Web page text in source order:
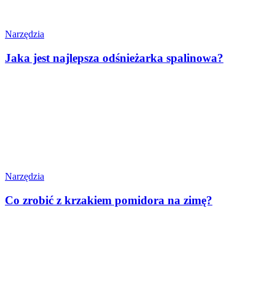
Narzędzia
Jaka jest najlepsza odśnieżarka spalinowa?
Narzędzia
Co zrobić z krzakiem pomidora na zimę?